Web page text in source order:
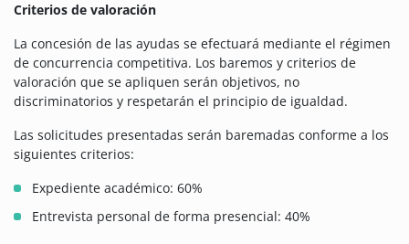
Criterios de valoración
La concesión de las ayudas se efectuará mediante el régimen
de concurrencia competitiva. Los baremos y criterios de
valoración que se apliquen serán objetivos, no
discriminatorios y respetarán el principio de igualdad.
Las solicitudes presentadas serán baremadas conforme a los
siguientes criterios:
Expediente académico: 60%
Entrevista personal de forma presencial: 40%